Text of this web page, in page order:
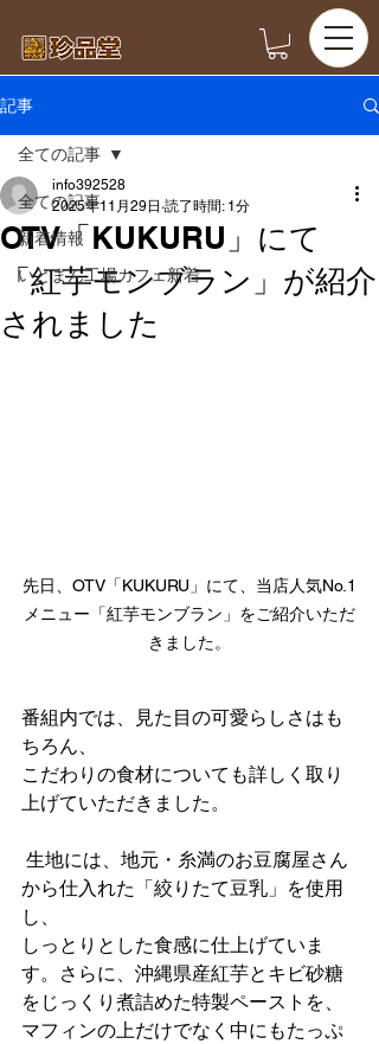
記事
全ての記事
新着情報
いとまん工場カフェ新着
全ての記事
OTV「KUKURU」にて
「紅芋モンブラン」が紹介
されました
info392528
2025年11月29日 読了時間: 1分
先日、OTV「KUKURU」にて、当店人気No.1
メニュー「紅芋モンブラン」をご紹介いただ
きました。
番組内では、見た目の可愛らしさはも
ちろん、
こだわりの食材についても詳しく取り
上げていただきました。
から仕入れた「絞りたて豆乳」を使用
し、
しっとりとした食感に仕上げていま
す。さらに、沖縄県産紅芋とキビ砂糖
をじっくり煮詰めた特製ペーストを、
マフィンの上だけでなく中にもたっぷ